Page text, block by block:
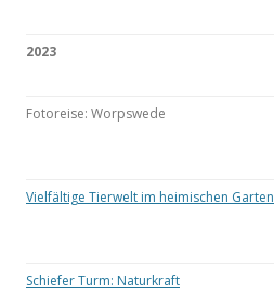
2023
Fotoreise: Worpswede
Vielfältige Tierwelt im heimischen Garten
Schiefer Turm: Naturkraft